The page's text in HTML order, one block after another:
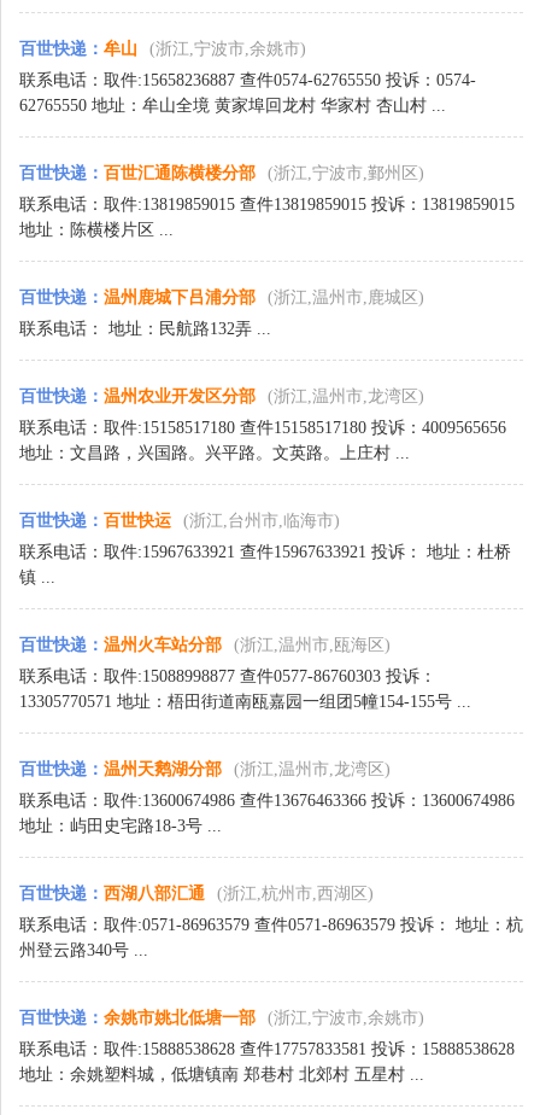
百世快递 ： 牟山
(浙江,宁波市,余姚市)
联系电话：取件:15658236887 查件0574-62765550 投诉：0574-
62765550 地址：牟山全境 黄家埠回龙村 华家村 杏山村 ...
百世快递 ： 百世汇通陈横楼分部
(浙江,宁波市,鄞州区)
联系电话：取件:13819859015 查件13819859015 投诉：13819859015
地址：陈横楼片区 ...
百世快递 ： 温州鹿城下吕浦分部
(浙江,温州市,鹿城区)
联系电话： 地址：民航路132弄 ...
百世快递 ： 温州农业开发区分部
(浙江,温州市,龙湾区)
联系电话：取件:15158517180 查件15158517180 投诉：4009565656
地址：文昌路，兴国路。兴平路。文英路。上庄村 ...
百世快递 ： 百世快运
(浙江,台州市,临海市)
联系电话：取件:15967633921 查件15967633921 投诉： 地址：杜桥
镇 ...
百世快递 ： 温州火车站分部
(浙江,温州市,瓯海区)
联系电话：取件:15088998877 查件0577-86760303 投诉：
13305770571 地址：梧田街道南瓯嘉园一组团5幢154-155号 ...
百世快递 ： 温州天鹅湖分部
(浙江,温州市,龙湾区)
联系电话：取件:13600674986 查件13676463366 投诉：13600674986
地址：屿田史宅路18-3号 ...
百世快递 ： 西湖八部汇通
(浙江,杭州市,西湖区)
联系电话：取件:0571-86963579 查件0571-86963579 投诉： 地址：杭
州登云路340号 ...
百世快递 ： 余姚市姚北低塘一部
(浙江,宁波市,余姚市)
联系电话：取件:15888538628 查件17757833581 投诉：15888538628
地址：余姚塑料城，低塘镇南 郑巷村 北郊村 五星村 ...